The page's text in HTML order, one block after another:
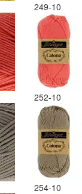
249-10
252-10
254-10